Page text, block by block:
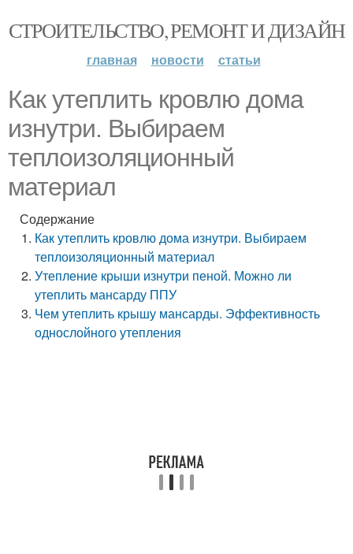
СТРОИТЕЛЬСТВО, РЕМОНТ И ДИЗАЙН
главная новости статьи
Как утеплить кровлю дома
изнутри. Выбираем
теплоизоляционный
материал
Содержание
Как утеплить кровлю дома изнутри. Выбираем
теплоизоляционный материал
Утепление крыши изнутри пеной. Можно ли
утеплить мансарду ППУ
Чем утеплить крышу мансарды. Эффективность
однослойного утепления